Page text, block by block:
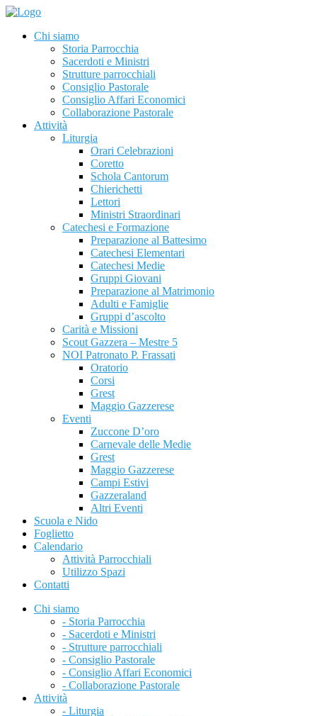
Chi siamo
Storia Parrocchia
Sacerdoti e Ministri
Strutture parrocchiali
Consiglio Pastorale
Consiglio Affari Economici
Collaborazione Pastorale
Attività
Liturgia
Orari Celebrazioni
Coretto
Schola Cantorum
Chierichetti
Lettori
Ministri Straordinari
Catechesi e Formazione
Preparazione al Battesimo
Catechesi Elementari
Catechesi Medie
Gruppi Giovani
Preparazione al Matrimonio
Adulti e Famiglie
Gruppi d’ascolto
Carità e Missioni
Scout Gazzera – Mestre 5
NOI Patronato P. Frassati
Oratorio
Corsi
Grest
Maggio Gazzerese
Eventi
Zuccone D’oro
Carnevale delle Medie
Grest
Maggio Gazzerese
Campi Estivi
Gazzeraland
Altri Eventi
Scuola e Nido
Foglietto
Calendario
Attività Parrocchiali
Utilizzo Spazi
Contatti
Chi siamo
- Storia Parrocchia
- Sacerdoti e Ministri
- Strutture parrocchiali
- Consiglio Pastorale
- Consiglio Affari Economici
- Collaborazione Pastorale
Attività
- Liturgia